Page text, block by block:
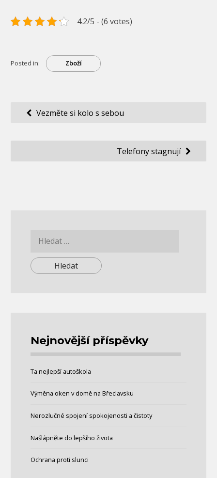
4.2/5 - (6 votes)
Posted in: Zboží
Navigace
Vezměte si kolo s sebou
Telefony stagnují
Nejnovější příspěvky
Ta nejlepší autoškola
Výměna oken v domě na Břeclavsku
Nerozlučné spojení spokojenosti a čistoty
Našlápněte do lepšího života
Ochrana proti slunci